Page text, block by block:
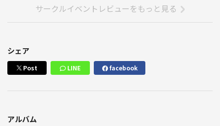
サークルイベントレビューをもっと見る
シェア
Post LINE facebook
アルバム